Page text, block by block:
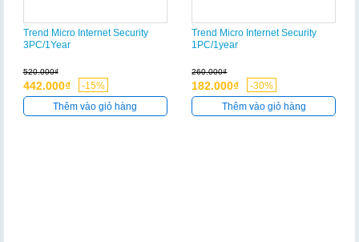
Trend Micro Internet Security
3PC/1Year
520.000₫
442.000₫ -15%
Thêm vào giỏ hàng
Trend Micro Internet Security
1PC/1year
260.000₫
182.000₫ -30%
Thêm vào giỏ hàng